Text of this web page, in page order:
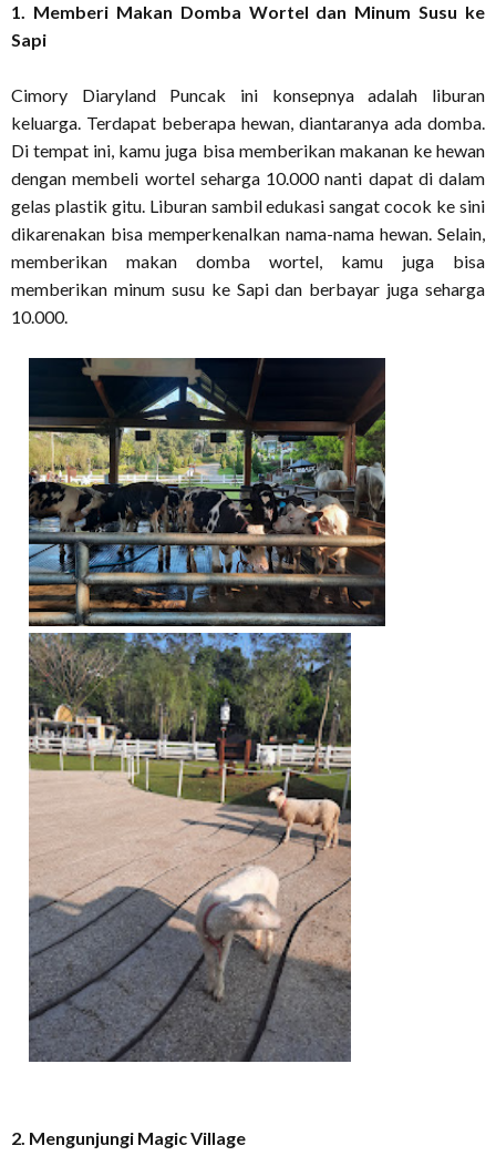
1. Memberi Makan Domba Wortel dan Minum Susu ke
Sapi
Cimory Diaryland Puncak ini konsepnya adalah liburan
keluarga. Terdapat beberapa hewan, diantaranya ada domba.
Di tempat ini, kamu juga bisa memberikan makanan ke hewan
dengan membeli wortel seharga 10.000 nanti dapat di dalam
gelas plastik gitu. Liburan sambil edukasi sangat cocok ke sini
dikarenakan bisa memperkenalkan nama-nama hewan. Selain,
memberikan makan domba wortel, kamu juga bisa
memberikan minum susu ke Sapi dan berbayar juga seharga
10.000.
2. Mengunjungi Magic Village